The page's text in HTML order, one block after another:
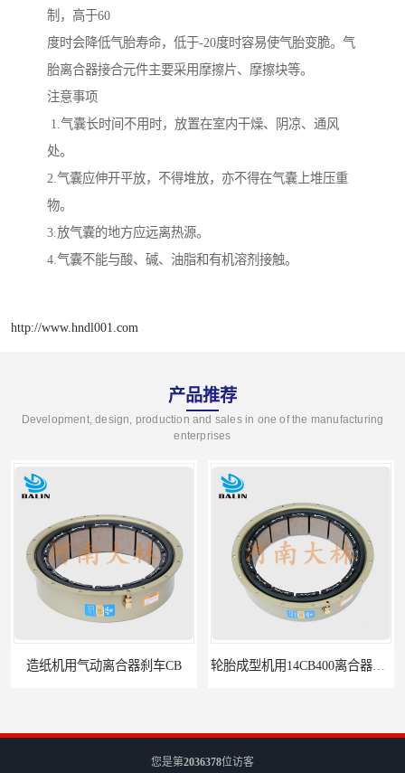
制，高于60
度时会降低气胎寿命，低于-20度时容易使气胎变脆。气
胎离合器接合元件主要采用摩擦片、摩擦块等。
注意事项
1.气囊长时间不用时，放置在室内干燥、阴凉、通风
处。
2.气囊应伸开平放，不得堆放，亦不得在气囊上堆压重
物。
3.放气囊的地方应远离热源。
4.气囊不能与酸、碱、油脂和有机溶剂接触。
http://www.hndl001.com
产品推荐
Development, design, production and sales in one of the manufacturing
enterprises
造纸机用气动离合器刹车CB
您是第2036378位访客